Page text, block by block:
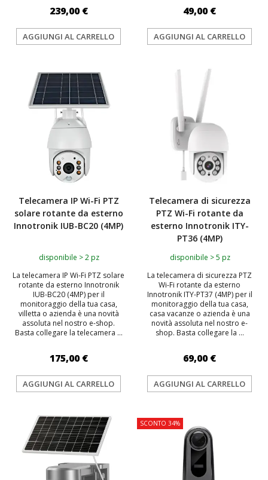
239,00 €
AGGIUNGI AL CARRELLO
49,00 €
AGGIUNGI AL CARRELLO
Telecamera IP Wi-Fi PTZ
solare rotante da esterno
Innotronik IUB-BC20 (4MP)
disponibile > 2 pz
La telecamera IP Wi-Fi PTZ solare
rotante da esterno Innotronik
IUB-BC20 (4MP) per il
monitoraggio della tua casa,
villetta o azienda è una novità
assoluta nel nostro e-shop.
Basta collegare la telecamera ...
175,00 €
AGGIUNGI AL CARRELLO
Telecamera di sicurezza
PTZ Wi-Fi rotante da
esterno Innotronik ITY-
PT36 (4MP)
disponibile > 5 pz
La telecamera di sicurezza PTZ
Wi-Fi rotante da esterno
Innotronik ITY-PT37 (4MP) per il
monitoraggio della tua casa,
casa vacanze o azienda è una
novità assoluta nel nostro e-
shop. Basta collegare la ...
69,00 €
AGGIUNGI AL CARRELLO
SCONTO 34%